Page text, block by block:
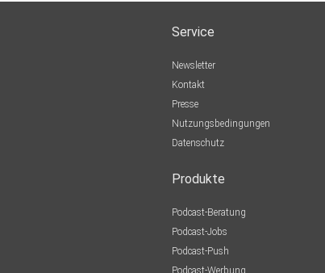
Service
Newsletter
Kontakt
Presse
Nutzungsbedingungen
Datenschutz
Produkte
Podcast-Beratung
Podcast-Jobs
Podcast-Push
Podcast-Werbung